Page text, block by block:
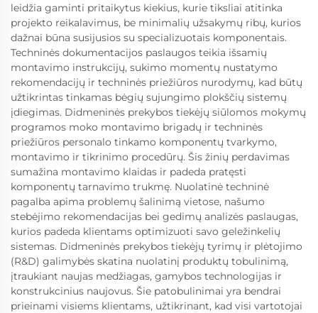
leidžia gaminti pritaikytus kiekius, kurie tiksliai atitinka
projekto reikalavimus, be minimalių užsakymų ribų, kurios
dažnai būna susijusios su specializuotais komponentais.
Techninės dokumentacijos paslaugos teikia išsamių
montavimo instrukcijų, sukimo momentų nustatymo
rekomendacijų ir techninės priežiūros nurodymų, kad būtų
užtikrintas tinkamas bėgių sujungimo plokščių sistemų
įdiegimas. Didmeninės prekybos tiekėjų siūlomos mokymų
programos moko montavimo brigadų ir techninės
priežiūros personalo tinkamo komponentų tvarkymo,
montavimo ir tikrinimo procedūrų. Šis žinių perdavimas
sumažina montavimo klaidas ir padeda pratęsti
komponentų tarnavimo trukmę. Nuolatinė techninė
pagalba apima problemų šalinimą vietose, našumo
stebėjimo rekomendacijas bei gedimų analizės paslaugas,
kurios padeda klientams optimizuoti savo geležinkelių
sistemas. Didmeninės prekybos tiekėjų tyrimų ir plėtojimo
(R&D) galimybės skatina nuolatinį produktų tobulinimą,
įtraukiant naujas medžiagas, gamybos technologijas ir
konstrukcinius naujovus. Šie patobulinimai yra bendrai
prieinami visiems klientams, užtikrinant, kad visi vartotojai